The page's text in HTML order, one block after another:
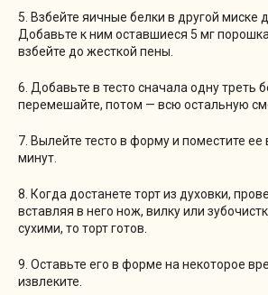
5. Взбейте яичные белки в другой миске
Добавьте к ним оставшиеся 5 мг
взбейте до жесткой пены.
6. Добавьте в тесто сначала одну треть
перемешайте, потом — всю остальную
7. Вылейте тесто в форму и поместите ее
минут.
8. Когда достанете торт из духовки,
вставляя в него нож, вилку или
сухими, то торт готов.
9. Оставьте его в форме на некоторое
извлеките.